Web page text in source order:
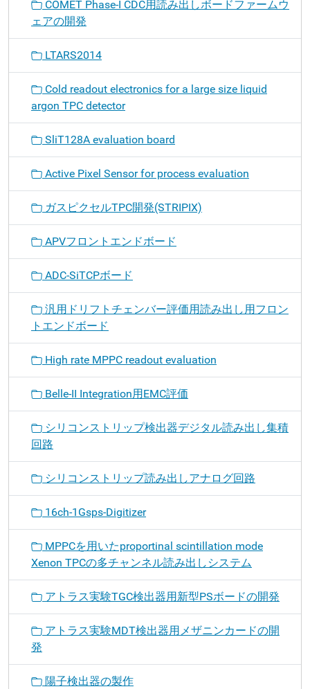
COMET Phase-I CDC用読み出しボードファームウ
ェアの開発
LTARS2014
Cold readout electronics for a large size liquid
argon TPC detector
SliT128A evaluation board
Active Pixel Sensor for process evaluation
ガスピクセルTPC開発(STRIPIX)
APVフロントエンドボード
ADC-SiTCPボード
汎用ドリフトチェンバー評価用読み出し用フロン
トエンドボード
High rate MPPC readout evaluation
Belle-II Integration用EMC評価
シリコンストリップ検出器デジタル読み出し集積
回路
シリコンストリップ読み出しアナログ回路
16ch-1Gsps-Digitizer
MPPCを用いたproportinal scintillation mode
Xenon TPCの多チャンネル読み出しシステム
アトラス実験TGC検出器用新型PSボードの開発
アトラス実験MDT検出器用メザニンカードの開
発
陽子検出器の製作